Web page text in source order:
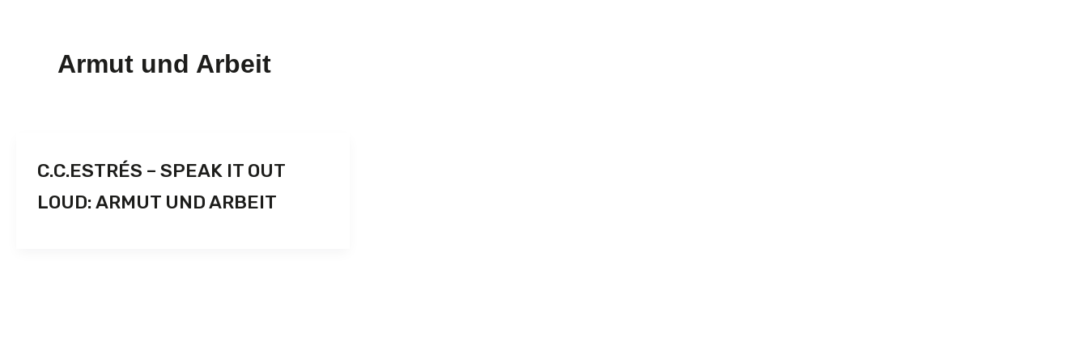
Armut und Arbeit
C.C.ESTRÉS – SPEAK IT OUT
LOUD: ARMUT UND ARBEIT